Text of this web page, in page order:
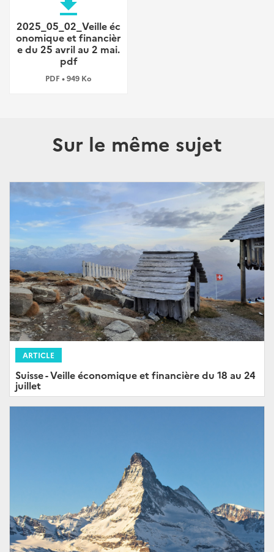
2025_05_02_Veille éc
onomique et financièr
e du 25 avril au 2 mai.
pdf
PDF • 949 Ko
Sur le même sujet
ARTICLE
Suisse - Veille économique et financière du 18 au 24
juillet